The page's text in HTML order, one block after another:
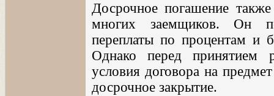
Досрочное погашение
многих заемщиков. Он
переплаты по процентам и
Однако перед принятием
условия договора на
досрочное закрытие.